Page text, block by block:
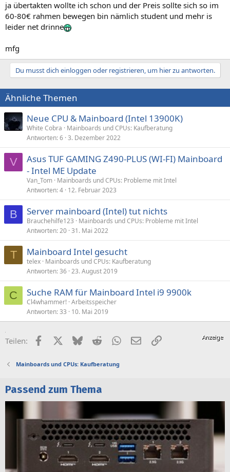
ja übertakten wollte ich schon und der Preis sollte sich so im
60-80€ rahmen bewegen bin nämlich student und mehr is
leider net drinne
mfg
Du musst dich einloggen oder registrieren, um hier zu antworten.
Ähnliche Themen
Neue CPU & Mainboard (Intel 13900K)
White Cobra
Mainboards und CPUs: Kaufberatung
Antworten 6 3. Dezember 2022
V
Asus TUF GAMING Z490-PLUS (WI-FI) Mainboard
- Intel ME Update
Van_Tom Mainboards und CPUs: Probleme mit Intel
Antworten 4 12. Februar 2023
B Server mainboard (Intel) tut nichts
Brauchehilfe123
Mainboards und CPUs: Probleme mit Intel
Antworten 20 31. Mai 2022
T Mainboard Intel gesucht
telex Mainboards und CPUs: Kaufberatung
Antworten 36 23. August 2019
C Suche RAM für Mainboard Intel i9 9900k
Cl4whammer! Arbeitsspeicher
Antworten 33 10. Mai 2019
Teilen: FacebookX (Twitter)
BlueskyRedditWhatsApp
E-MailLink
Mainboards und CPUs: Kaufberatung
Passend zum Thema